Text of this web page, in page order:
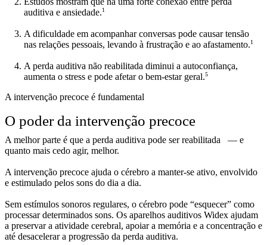
auditiva e ansiedade.1
A dificuldade em acompanhar conversas pode causar tensão
nas relações pessoais, levando à frustração e ao afastamento.1
A perda auditiva não reabilitada diminui a autoconfiança,
aumenta o stress e pode afetar o bem-estar geral.5
A intervenção precoce é fundamental
O poder da intervenção precoce
A melhor parte é que a perda auditiva pode ser reabilitada — e
quanto mais cedo agir, melhor.
A intervenção precoce ajuda o cérebro a manter-se ativo, envolvido
e estimulado pelos sons do dia a dia.
Sem estímulos sonoros regulares, o cérebro pode “esquecer” como
processar determinados sons. Os aparelhos auditivos Widex ajudam
a preservar a atividade cerebral, apoiar a memória e a concentração e
até desacelerar a progressão da perda auditiva.